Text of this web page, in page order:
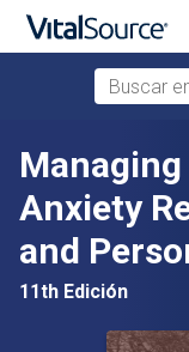
Saltar al contenido
Buscar
Anxiety
and
11th Edición